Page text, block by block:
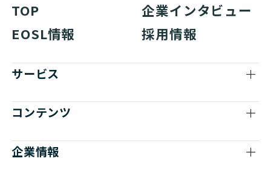
TOP
企業インタビュー
EOSL情報
採用情報
サービス
コンテンツ
企業情報